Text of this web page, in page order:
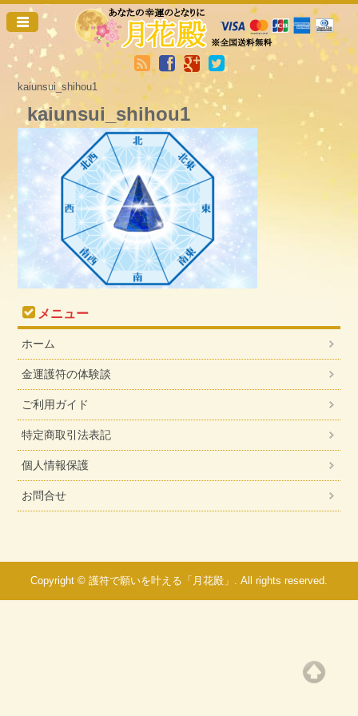
kaiunsui_shihou1
kaiunsui_shihou1
メニュー
ホーム
金運護符の体験談
ご利用ガイド
特定商取引法表記
個人情報保護
お問合せ
Copyright © 護符で願いを叶える「月花殿」. All rights reserved.